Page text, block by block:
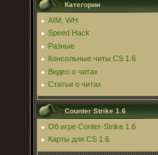
Категории
AIM, WH
Speed Hack
Разные
Консольные читы CS 1.6
Видео о читах
Статьи о читах
Counter Strike 1.6
Об игре Conter-Strike 1.6
Карты для CS 1.6